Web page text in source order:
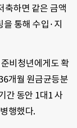
축하면 같은 금액
통해 수입·지
비청년에게도 확
개월 원금균등분
간 동안 1대1 사
행했다.